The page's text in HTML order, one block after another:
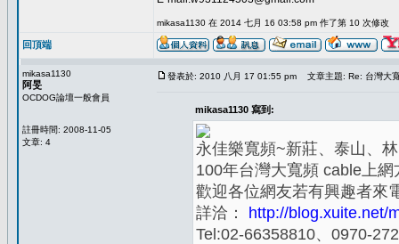
mikasa1130 在 2014 七月 16 03:58 pm 作了第 10 次修改
回頂端
mikasa1130
阿旻
OCDOG論壇一般會員
註冊時間: 2008-11-05
文章: 4
發表於: 2010 八月 17 01:55 pm 文章主題: Re: 台灣大
mikasa1130 寫到:
永佳樂寬頻~新莊、泰山、
100年台灣大寬頻 cable上網
歡迎各位網友若有興趣者來
詳洽： http://blog.xuite.net/
Tel:02-66358810、0970-